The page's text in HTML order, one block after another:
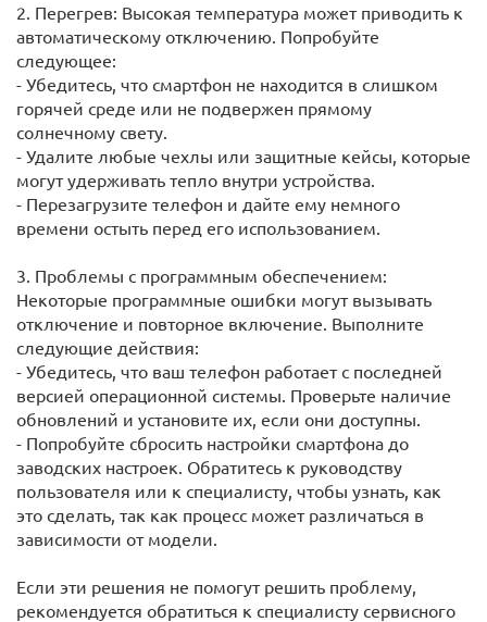
2. Перегрев: Высокая температура может приводить к
автоматическому отключению. Попробуйте
следующее:
- Убедитесь, что смартфон не находится в слишком
горячей среде или не подвержен прямому
солнечному свету.
- Удалите любые чехлы или защитные кейсы, которые
могут удерживать тепло внутри устройства.
- Перезагрузите телефон и дайте ему немного
времени остыть перед его использованием.
3. Проблемы с программным обеспечением:
Некоторые программные ошибки могут вызывать
отключение и повторное включение. Выполните
следующие действия:
- Убедитесь, что ваш телефон работает с последней
версией операционной системы. Проверьте наличие
обновлений и установите их, если они доступны.
- Попробуйте сбросить настройки смартфона до
заводских настроек. Обратитесь к руководству
пользователя или к специалисту, чтобы узнать, как
это сделать, так как процесс может различаться в
зависимости от модели.
Если эти решения не помогут решить проблему,
рекомендуется обратиться к специалисту сервисного